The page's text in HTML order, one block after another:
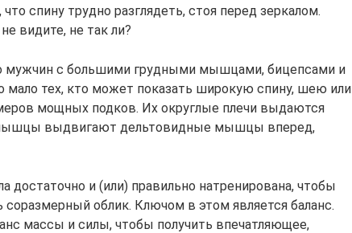
спину трудно разглядеть, стоя перед зеркалом.
видите, не так ли?
мужчин с большими грудными мышцами, бицепсами и
тех, кто может показать широкую спину, шею или
мощных подков. Их округлые плечи выдаются
выдвигают дельтовидные мышцы вперед,
достаточно и (или) правильно натренирована, чтобы
соразмерный облик. Ключом в этом является баланс.
массы и силы, чтобы получить впечатляющее,